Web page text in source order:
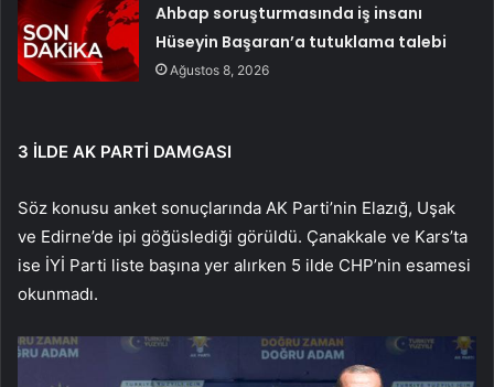
Ahbap soruşturmasında iş insanı
Hüseyin Başaran’a tutuklama talebi
Ağustos 8, 2026
3 İLDE AK PARTİ DAMGASI
Söz konusu anket sonuçlarında AK Parti’nin Elazığ, Uşak
ve Edirne’de ipi göğüslediği görüldü. Çanakkale ve Kars’ta
ise İYİ Parti liste başına yer alırken 5 ilde CHP’nin esamesi
okunmadı.